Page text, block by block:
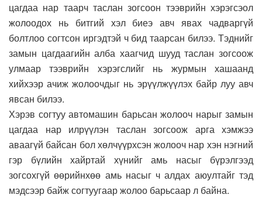
цагдаа нар таарч таслан зогсоон тээврийн хэрэгсэол
жолоодох нь битгий хэл биеэ авч явах чадваргүй
болтлоо согтсон иргэдтэй ч бид таарсан билээ. Тэднийг
замын цагдаагийн алба хаагчид шууд таслан зогсоож
улмаар тээврийн хэрэгслийг нь журмын хашаанд
хийхээр ачиж жолоочдыг нь эрүүлжүүлэх байр луу авч
явсан билээ.
Хэрэв согтуу автомашин барьсан жолооч нарыг замын
цагдаа нар илрүүлэн таслан зогсоож арга хэмжээ
аваагүй байсан бол хөлчүүрхсэн жолооч нар хэн нэгний
гэр бүлийн хайртай хүнийг амь насыг бүрэлгээд
зогсохгүй өөрийнхөө амь насыг ч алдах аюултайг тэд
мэдсээр байж согтуугаар жолоо барьсаар л байна.